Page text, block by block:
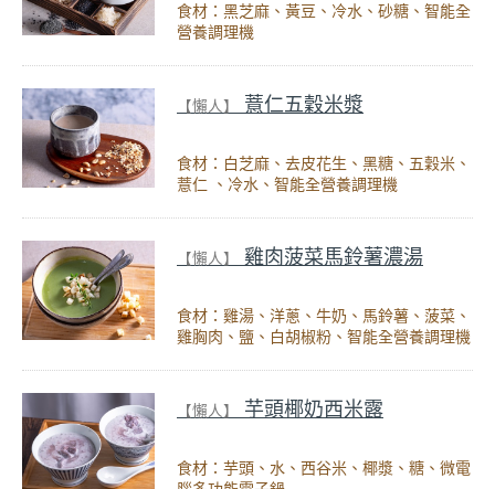
食材：黑芝麻、黃豆、冷水、砂糖、智能全
營養調理機
【懶人】 薏仁五穀米漿
食材：白芝麻、去皮花生、黑糖、五穀米、
薏仁 、冷水、智能全營養調理機
【懶人】 雞肉菠菜馬鈴薯濃湯
食材：雞湯、洋蔥、牛奶、馬鈴薯、菠菜、
雞胸肉、鹽、白胡椒粉、智能全營養調理機
【懶人】 芋頭椰奶西米露
食材：芋頭、水、西谷米、椰漿、糖、微電